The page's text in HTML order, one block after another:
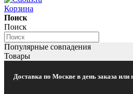
Корзина
Поиск
Поиск
Популярные совпадения
Товары
Доставка по Москве в день заказа